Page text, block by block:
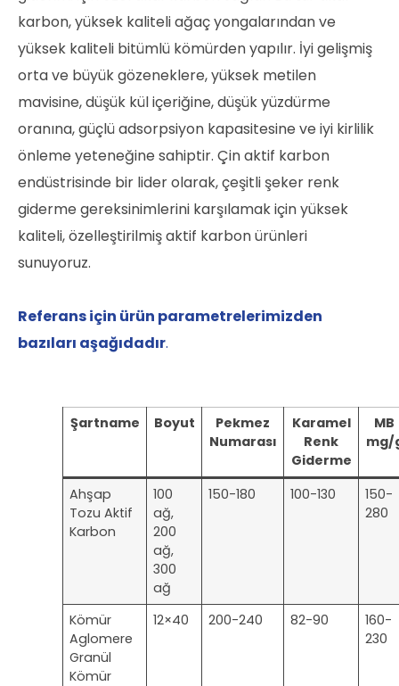
karbon, yüksek kaliteli ağaç yongalarından ve
yüksek kaliteli bitümlü kömürden yapılır. İyi gelişmiş
orta ve büyük gözeneklere, yüksek metilen
mavisine, düşük kül içeriğine, düşük yüzdürme
oranına, güçlü adsorpsiyon kapasitesine ve iyi kirlilik
önleme yeteneğine sahiptir. Çin aktif karbon
endüstrisinde bir lider olarak, çeşitli şeker renk
giderme gereksinimlerini karşılamak için yüksek
kaliteli, özelleştirilmiş aktif karbon ürünleri
sunuyoruz.
Referans için ürün parametrelerimizden
bazıları aşağıdadır.
Şartname Boyut
Pekmez
Numarası
Karamel
Renk
Giderme
MB
mg/
Ahşap
Tozu Aktif
Karbon
100
ağ,
200
ağ,
300
ağ
150-180 100-130
150-
280
Kömür
Aglomere
Granül
Kömür
12×40 200-240 82-90
160-
230